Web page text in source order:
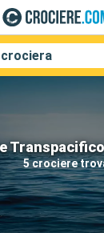
5 crociere
crociera